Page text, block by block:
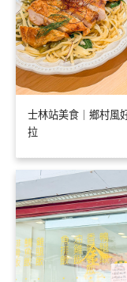
士林站美食｜鄉村風
拉